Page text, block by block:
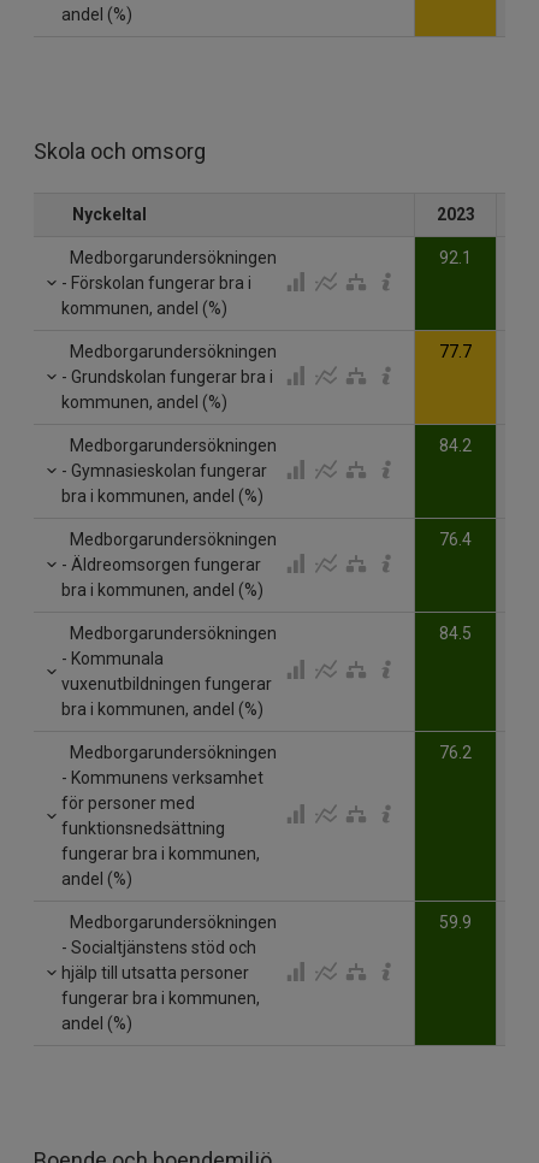
andel (%)
Skola och omsorg
Nyckeltal 2023
Medborgarundersökningen
- Förskolan fungerar bra i
kommunen, andel (%)
92.1
Medborgarundersökningen
- Grundskolan fungerar bra i
kommunen, andel (%)
77.7
Medborgarundersökningen
- Gymnasieskolan fungerar
bra i kommunen, andel (%)
84.2
Medborgarundersökningen
- Äldreomsorgen fungerar
bra i kommunen, andel (%)
76.4
Medborgarundersökningen
- Kommunala
vuxenutbildningen fungerar
bra i kommunen, andel (%)
84.5
Medborgarundersökningen
- Kommunens verksamhet
för personer med
funktionsnedsättning
fungerar bra i kommunen,
andel (%)
76.2
Medborgarundersökningen
- Socialtjänstens stöd och
hjälp till utsatta personer
fungerar bra i kommunen,
andel (%)
59.9